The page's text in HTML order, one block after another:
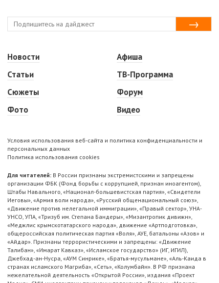
Новости
Статьи
Сюжеты
Фото
Афиша
ТВ-Программа
Форум
Видео
Условия использования веб-сайта и политика конфиденциальности и
персональных данных
Политика использования cookies
Для читателей: В России признаны экстремистскими и запрещены
организации ФБК (Фонд борьбы с коррупцией, признан иноагентом),
Штабы Навального, «Национал-большевистская партия», «Свидетели
Иеговы», «Армия воли народа», «Русский общенациональный союз»,
«Движение против нелегальной иммиграции», «Правый сектор», УНА-
УНСО, УПА, «Тризуб им. Степана Бандеры», «Мизантропик дивижн»,
«Меджлис крымскотатарского народа», движение «Артподготовка»,
общероссийская политическая партия «Воля», АУЕ, батальоны «Азов» и
«Айдар». Признаны террористическими и запрещены: «Движение
Талибан», «Имарат Кавказ», «Исламское государство» (ИГ, ИГИЛ),
Джебхад-ан-Нусра, «АУМ Синрике», «Братья-мусульмане», «Аль-Каида в
странах исламского Магриба», «Сеть», «Колумбайн». В РФ признана
нежелательной деятельность «Открытой России», издания «Проект